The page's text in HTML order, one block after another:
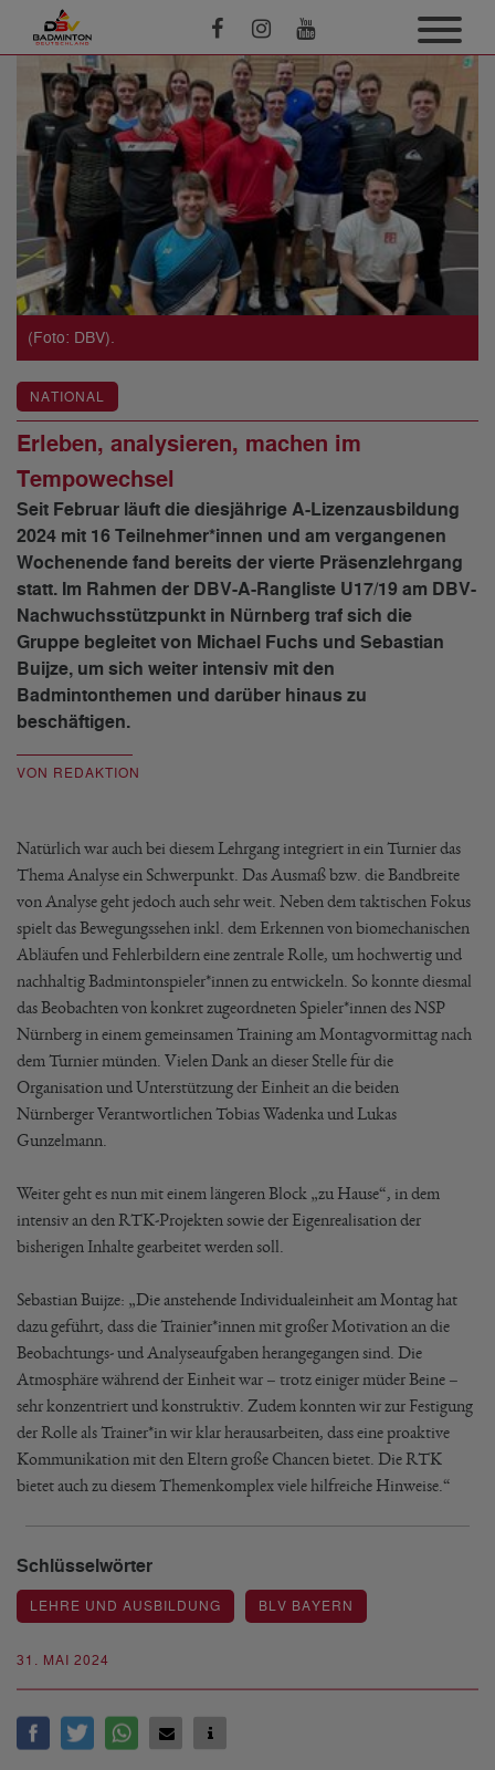
(Foto: DBV).
31. MAI 2024
NATIONAL
Erleben, analysieren, machen im
Tempowechsel
Seit Februar läuft die diesjährige A-Lizenzausbildung
2024 mit 16 Teilnehmer*innen und am vergangenen
Wochenende fand bereits der vierte Präsenzlehrgang
statt. Im Rahmen der DBV-A-Rangliste U17/19 am DBV-
Nachwuchsstützpunkt in Nürnberg traf sich die
Gruppe begleitet von Michael Fuchs und Sebastian
Buijze, um sich weiter intensiv mit den
Badmintonthemen und darüber hinaus zu
beschäftigen.
VON REDAKTION
Natürlich war auch bei diesem Lehrgang integriert in ein Turnier das
Thema Analyse ein Schwerpunkt. Das Ausmaß bzw. die Bandbreite
von Analyse geht jedoch auch sehr weit. Neben dem taktischen Fokus
spielt das Bewegungssehen inkl. dem Erkennen von biomechanischen
Abläufen und Fehlerbildern eine zentrale Rolle, um hochwertig und
nachhaltig Badmintonspieler*innen zu entwickeln. So konnte diesmal
das Beobachten von konkret zugeordneten Spieler*innen des NSP
Nürnberg in einem gemeinsamen Training am Montagvormittag nach
dem Turnier münden. Vielen Dank an dieser Stelle für die
Organisation und Unterstützung der Einheit an die beiden
Nürnberger Verantwortlichen Tobias Wadenka und Lukas
Gunzelmann.
Weiter geht es nun mit einem längeren Block „zu Hause“, in dem
intensiv an den RTK-Projekten sowie der Eigenrealisation der
bisherigen Inhalte gearbeitet werden soll.
Sebastian Buijze: „Die anstehende Individualeinheit am Montag hat
dazu geführt, dass die Trainier*innen mit großer Motivation an die
Beobachtungs- und Analyseaufgaben herangegangen sind. Die
Atmosphäre während der Einheit war – trotz einiger müder Beine –
sehr konzentriert und konstruktiv. Zudem konnten wir zur Festigung
der Rolle als Trainer*in wir klar herausarbeiten, dass eine proaktive
Kommunikation mit den Eltern große Chancen bietet. Die RTK
bietet auch zu diesem Themenkomplex viele hilfreiche Hinweise.“
Schlüsselwörter
LEHRE UND AUSBILDUNG BLV BAYERN